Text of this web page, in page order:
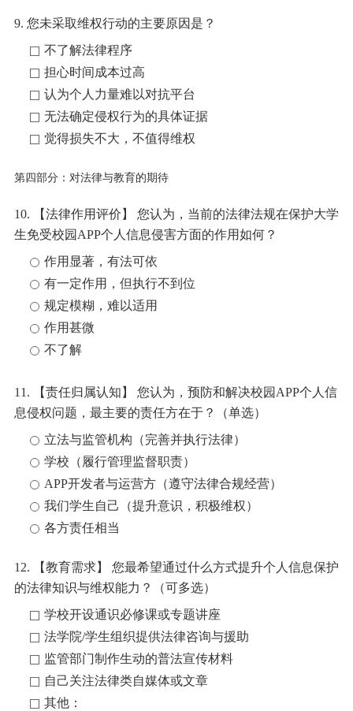
9. 您未采取维权行动的主要原因是？
不了解法律程序
担心时间成本过高
认为个人力量难以对抗平台
无法确定侵权行为的具体证据
觉得损失不大，不值得维权
第四部分：对法律与教育的期待
10. 【法律作用评价】 您认为，当前的法律法规在保护大学
生免受校园APP个人信息侵害方面的作用如何？
作用显著，有法可依
有一定作用，但执行不到位
规定模糊，难以适用
作用甚微
不了解
11. 【责任归属认知】 您认为，预防和解决校园APP个人信
息侵权问题，最主要的责任方在于？（单选）
立法与监管机构（完善并执行法律）
学校（履行管理监督职责）
APP开发者与运营方（遵守法律合规经营）
我们学生自己（提升意识，积极维权）
各方责任相当
12. 【教育需求】 您最希望通过什么方式提升个人信息保护
的法律知识与维权能力？（可多选）
学校开设通识必修课或专题讲座
法学院/学生组织提供法律咨询与援助
监管部门制作生动的普法宣传材料
自己关注法律类自媒体或文章
其他：